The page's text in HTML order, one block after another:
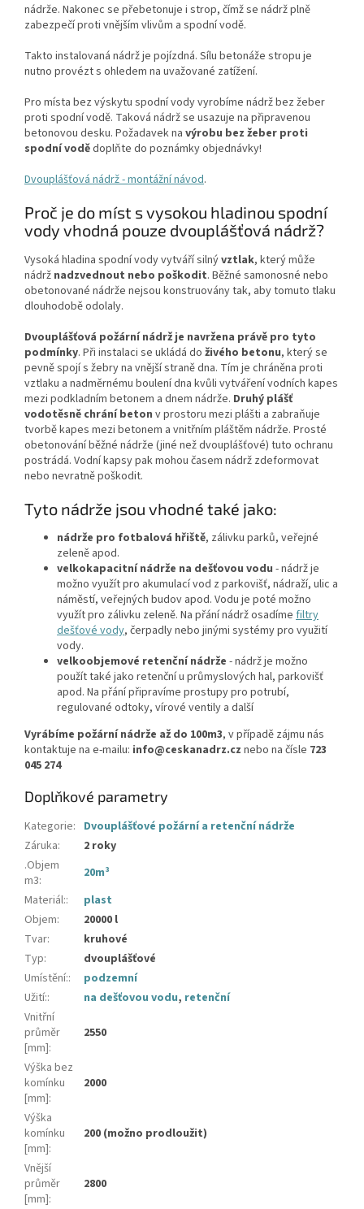
nádrže. Nakonec se přebetonuje i strop, čímž se nádrž plně
zabezpečí proti vnějším vlivům a spodní vodě.
Takto instalovaná nádrž je pojízdná. Sílu betonáže stropu je
nutno provézt s ohledem na uvažované zatížení.
Pro místa bez výskytu spodní vody vyrobíme nádrž bez žeber
proti spodní vodě. Taková nádrž se usazuje na připravenou
betonovou desku. Požadavek na výrobu bez žeber proti
spodní vodědoplňte do poznámky objednávky!
Dvouplášťová nádrž - montážní návod.
Proč je do míst s vysokou hladinou spodní
vody vhodná pouze dvouplášťová nádrž?
Vysoká hladina spodní vody vytváří silnývztlak, který může
nádrž nadzvednout nebo poškodit. Běžné samonosné nebo
obetonované nádrže nejsou konstruovány tak, aby tomuto tlaku
dlouhodobě odolaly.
Dvouplášťová požární nádrž je navržena právě pro tyto
podmínky. Při instalaci se ukládá do živého betonu, který se
pevně spojí s žebry na vnější straně dna. Tím je chráněna proti
vztlaku a nadměrnému boulení dna kvůli vytváření vodních kapes
mezi podkladním betonem a dnem nádrže. Druhý plášť
vodotěsně chrání beton v prostoru mezi plášti a zabraňuje
tvorbě kapes mezi betonem a vnitřním pláštěm nádrže. Prosté
obetonování běžné nádrže (jiné než dvouplášťové) tuto ochranu
postrádá. Vodní kapsy pak mohou časem nádrž zdeformovat
nebo nevratně poškodit.
Tyto nádrže jsou vhodné také jako:
nádrže pro fotbalová hřiště, zálivku parků, veřejné
zeleně apod.
velkokapacitní nádrže na dešťovou vodu - nádrž je
možno využít pro akumulací vod z parkovišť, nádraží, ulic a
náměstí, veřejných budov apod. Vodu je poté možno
využít pro zálivku zeleně. Na přání nádrž osadíme filtry
dešťové vody, čerpadly nebo jinými systémy pro využití
vody.
velkoobjemové retenční nádrže - nádrž je možno
použít také jako retenční u průmyslových hal, parkovišť
apod. Na přání připravíme prostupy pro potrubí,
regulované odtoky, vírové ventily a další
Vyrábíme požární nádrže až do 100m3, v případě zájmu nás
kontaktuje na e-mailu: info@ceskanadrz.cz nebo na čísle 723
045 274
Doplňkové parametry
Kategorie: Dvouplášťové požární a retenční nádrže
Záruka:
2 roky
.Objem
m3:
20m³
Materiál::
plast
Objem:
20000 l
Tvar:
kruhové
Typ:
dvouplášťové
Umístění::
podzemní
Užití:: na dešťovou vodu, retenční
Vnitřní
průměr
[mm]:
2550
Výška bez
komínku
[mm]:
2000
Výška
komínku
[mm]:
200 (možno prodloužit)
Vnější
průměr
[mm]:
2800